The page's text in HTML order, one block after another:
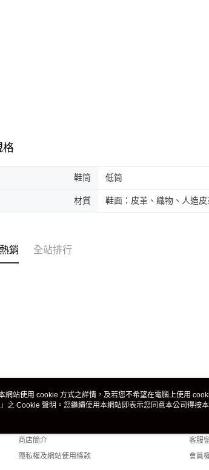
格
鞋筒 低筒
材質 鞋面：皮革、織物、人造
銷 全站排行
關於我們
商店簡介
隱私權及網站使用條款
客
客服
會員
網站使用 cookie 方式之詳情，及若您不希望在電腦上使用
」之 Cookie 聲明。您繼續使用本網站即表示您同意本公司得按